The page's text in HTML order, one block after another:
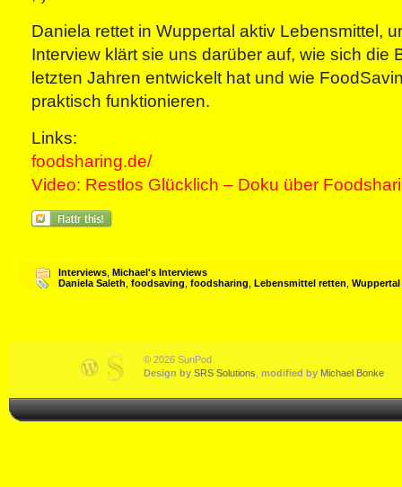
Daniela rettet in Wuppertal aktiv Lebensmittel,
Interview klärt sie uns darüber auf, wie sich die
letzten Jahren entwickelt hat und wie
praktisch funktionieren.
Links:
foodsharing.de/
Video: Restlos Glücklich – Doku über
Interviews Michael's Interviews
Daniela Saleth foodsaving foodsharing Lebensmittel retten Wuppertal
© 2026 SunPod
Design by SRS Solutions modified by Michael Bonke